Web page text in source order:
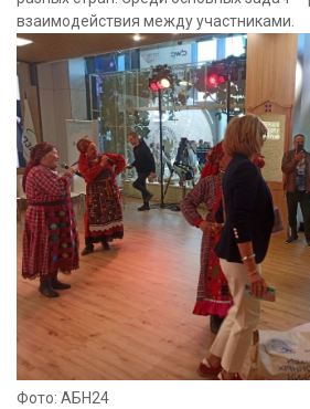
взаимодействия между участниками.
Фото: АБН24